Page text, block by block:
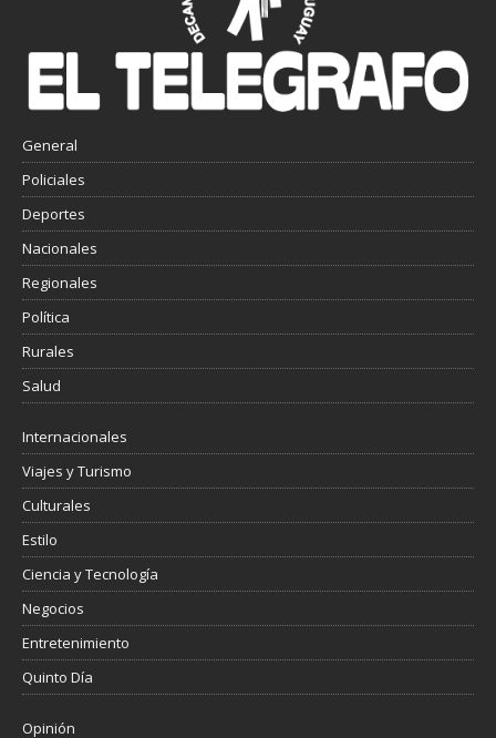
General
Policiales
Deportes
Nacionales
Regionales
Política
Rurales
Salud
Internacionales
Viajes y Turismo
Culturales
Estilo
Ciencia y Tecnología
Negocios
Entretenimiento
Quinto Día
Opinión